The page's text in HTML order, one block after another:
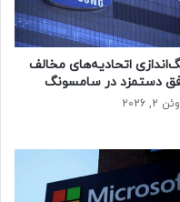
ماسک با نام‌های استرایدر و آزور از
شیون زیلیس (مدیر اجرایی نورالینک) نیز در ۶ سپتامبر فاش شد.
کاهش نرخ زاد و ولد خبر
کم‌جمعیتی همه تلاش
خطر پیش روی
اتحادیه‌های مخالف
دستمزد در سامسونگ
2, 2026